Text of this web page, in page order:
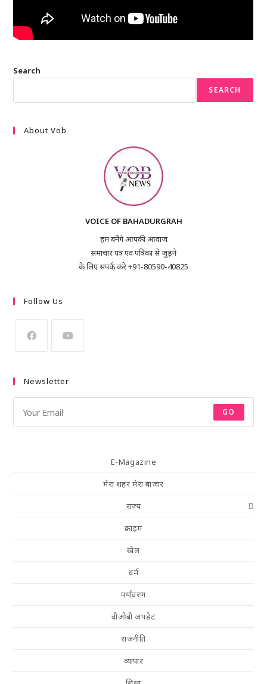
Search
SEARCH
About Vob
VOICE OF BAHADURGRAH
हम बनेंगे आपकी आवाज
समाचार पत्र एवं पत्रिका से जुड़ने
के लिए संपर्क करे +91-80590-40825
Follow Us
Newsletter
GO
E-Magazine
मेरा शहर मेरा बाजार
राज्य
क्राइम
खेल
धर्म
पर्यावरण
वीओबी अपडेट
राजनीति
व्यापार